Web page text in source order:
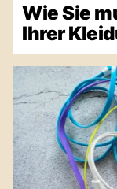
Wie Sie
Ihrer